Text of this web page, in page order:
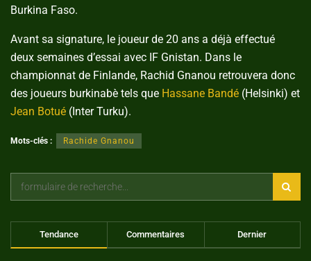
Burkina Faso.
Avant sa signature, le joueur de 20 ans a déjà effectué
deux semaines d’essai avec IF Gnistan. Dans le
championnat de Finlande, Rachid Gnanou retrouvera donc
des joueurs burkinabè tels que Hassane Bandé (Helsinki) et
Jean Botué (Inter Turku).
Mots-clés : Rachide Gnanou
Tendance Commentaires Dernier